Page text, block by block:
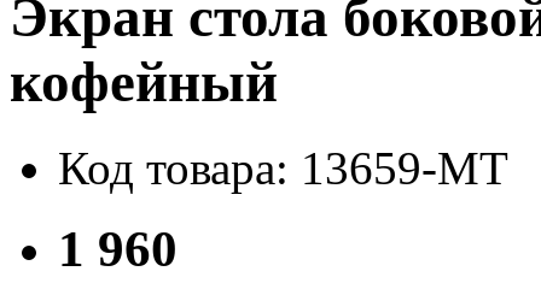
Экран стола
кофейный
Код товара: 13659-MT
1 960